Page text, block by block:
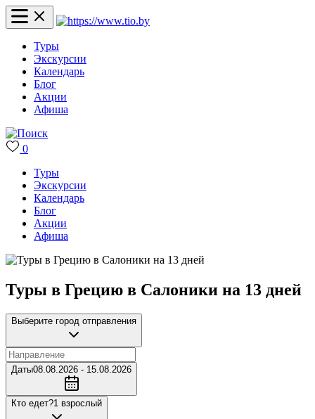
Туры
Экскурсии
Календарь
Блог
Акции
Афиша
0
Туры
Экскурсии
Календарь
Блог
Акции
Афиша
Туры в Грецию в Салоники на 13 дней
Выберите город отправления
Даты08.08.2026 - 15.08.2026
Кто едет?1 взрослый